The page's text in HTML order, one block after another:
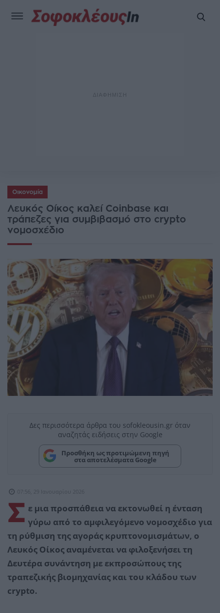
Οικονομία
Λευκός Οίκος καλεί Coinbase και
τράπεζες για συμβιβασμό στο crypto
νομοσχέδιο
Δες περισσότερα άρθρα του sofokleousin.gr όταν
αναζητάς ειδήσεις στην Google
Προσθήκη ως προτιμώμενη πηγή
στα αποτελέσματα Google
07:56, 29 Ιανουαρίου 2026
Σ ε μια προσπάθεια να εκτονωθεί η ένταση
γύρω από το αμφιλεγόμενο νομοσχέδιο για
τη ρύθμιση της αγοράς κρυπτονομισμάτων, ο
Λευκός Οίκος αναμένεται να φιλοξενήσει τη
Δευτέρα συνάντηση με εκπροσώπους της
τραπεζικής βιομηχανίας και του κλάδου των
crypto.